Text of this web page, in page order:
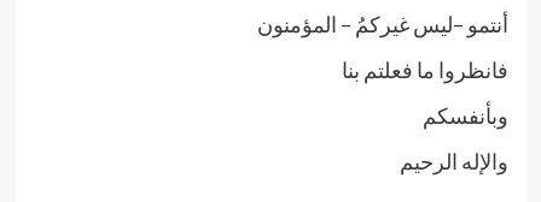
أنتمو –ليس غيركمُ – المؤمنون
فانظروا ما فعلتم بنا
وبأنفسكم
والإله الرحيم